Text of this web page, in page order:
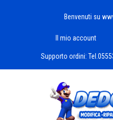
Benvenuti su
Il mio account
Supporto ordini: